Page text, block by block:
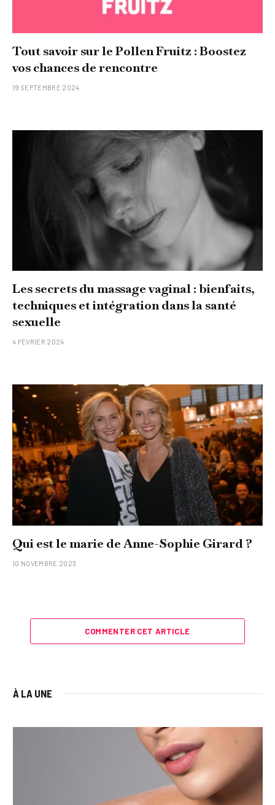
Tout savoir sur le Pollen Fruitz : Boostez
vos chances de rencontre
19 SEPTEMBRE 2024
Les secrets du massage vaginal : bienfaits,
techniques et intégration dans la santé
sexuelle
4 FÉVRIER 2024
Qui est le marie de Anne-Sophie Girard ?
10 NOVEMBRE 2023
COMMENTER CET ARTICLE
À LA UNE